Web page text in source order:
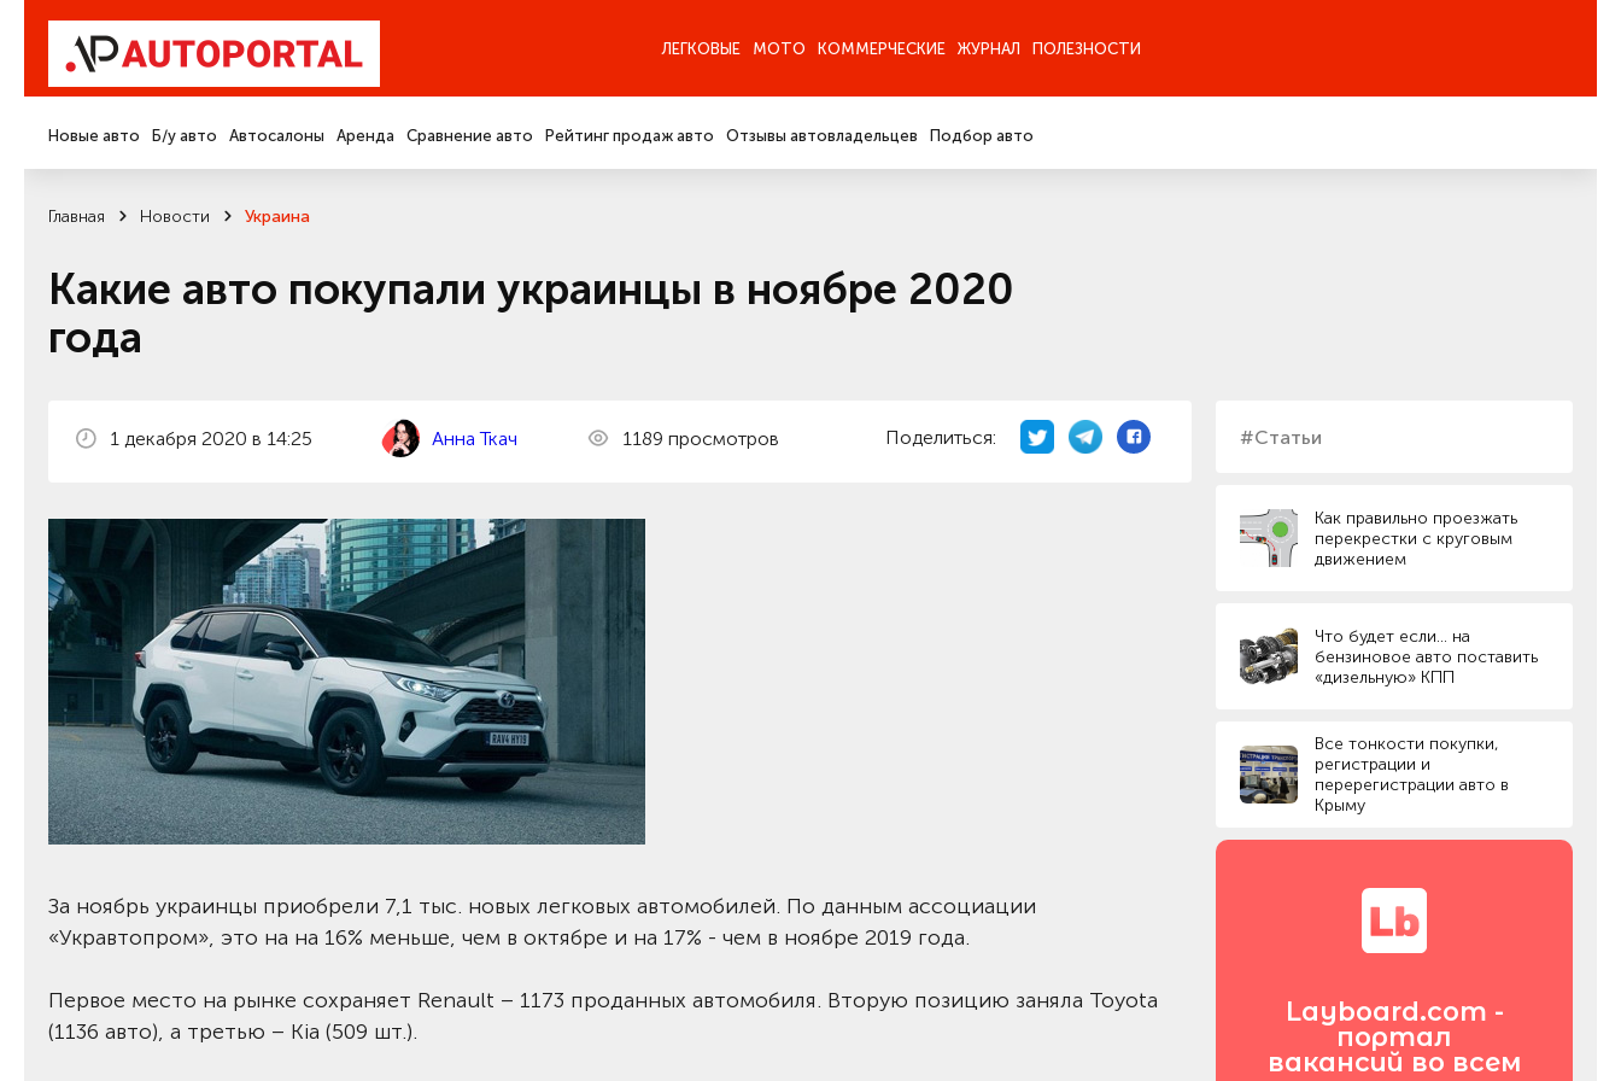
ЛЕГКОВЫЕ МОТО КОММЕРЧЕСКИЕ ЖУРНАЛ ПОЛЕЗНОСТИ
Новые авто Б/у авто Автосалоны Аренда Сравнение авто Рейтинг продаж авто Отзывы автовладельцев Подбор авто
Главная Новости Украина
Какие авто покупали украинцы в ноябре 2020
года
#Статьи
Как правильно проезжать
перекрестки с круговым
движением
Что будет если… на
бензиновое авто поставить
«дизельную» КПП
Все тонкости покупки,
регистрации и
перерегистрации авто в
Крыму
Layboard.com -
портал
вакансий во всем
1 декабря 2020 в 14:25 Анна Ткач 1189 просмотров Поделиться:
За ноябрь украинцы приобрели 7,1 тыс. новых легковых автомобилей. По данным ассоциации
«Укравтопром», это на на 16% меньше, чем в октябре и на 17% - чем в ноябре 2019 года.
Первое место на рынке сохраняет Renault – 1173 проданных автомобиля. Вторую позицию заняла Toyota
(1136 авто), а третью – Kia (509 шт.).